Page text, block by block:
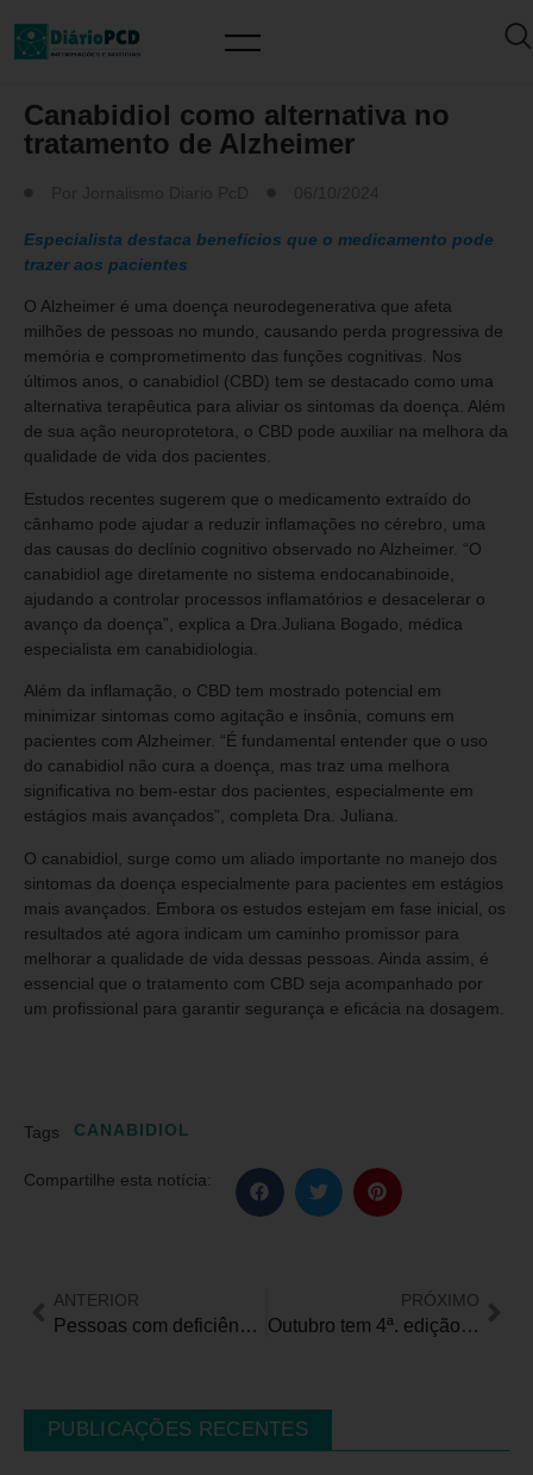
Canabidiol como alternativa no
tratamento de Alzheimer
Especialista destaca benefícios que o medicamento pode
trazer aos pacientes
O Alzheimer é uma doença neurodegenerativa que afeta
milhões de pessoas no mundo, causando perda progressiva de
memória e comprometimento das funções cognitivas. Nos
últimos anos, o canabidiol (CBD) tem se destacado como uma
alternativa terapêutica para aliviar os sintomas da doença. Além
de sua ação neuroprotetora, o CBD pode auxiliar na melhora da
qualidade de vida dos pacientes.
Estudos recentes sugerem que o medicamento extraído do
cânhamo pode ajudar a reduzir inflamações no cérebro, uma
das causas do declínio cognitivo observado no Alzheimer. “O
canabidiol age diretamente no sistema endocanabinoide,
ajudando a controlar processos inflamatórios e desacelerar o
avanço da doença”, explica a Dra.Juliana Bogado, médica
especialista em canabidiologia.
Além da inflamação, o CBD tem mostrado potencial em
minimizar sintomas como agitação e insônia, comuns em
pacientes com Alzheimer. “É fundamental entender que o uso
do canabidiol não cura a doença, mas traz uma melhora
significativa no bem-estar dos pacientes, especialmente em
estágios mais avançados”, completa Dra. Juliana.
O canabidiol, surge como um aliado importante no manejo dos
sintomas da doença especialmente para pacientes em estágios
mais avançados. Embora os estudos estejam em fase inicial, os
resultados até agora indicam um caminho promissor para
melhorar a qualidade de vida dessas pessoas. Ainda assim, é
essencial que o tratamento com CBD seja acompanhado por
um profissional para garantir segurança e eficácia na dosagem.
Tags CANABIDIOL
Compartilhe esta notícia:
ANTERIOR
Pessoas com deficiência são apenas 4,6% da força de trabalho em território nacional
PRÓXIMO
Outubro tem 4ª. edição da “Corrida Kids Olga Kos” em São Paulo
PUBLICAÇÕES RECENTES